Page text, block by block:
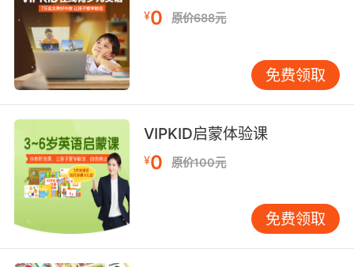
¥0 原价688元
免费领取
VIPKID启蒙体验课
¥0 原价100元
免费领取